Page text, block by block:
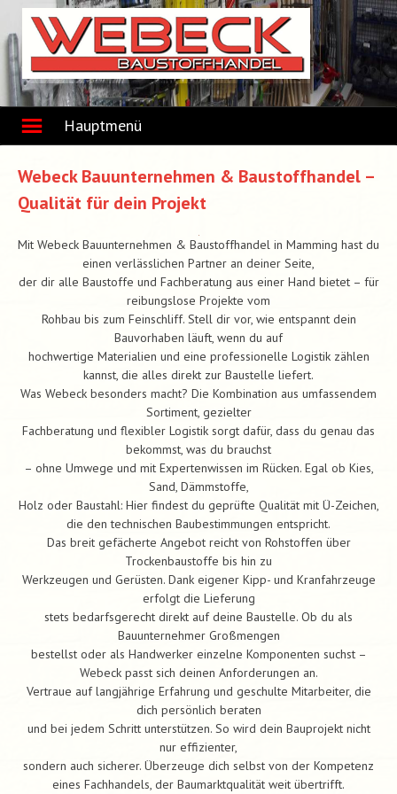
content
Hauptmenü
Webeck Bauunternehmen & Baustoffhandel –
Qualität für dein Projekt
Mit Webeck Bauunternehmen & Baustoffhandel in Mamming hast du
einen verlässlichen Partner an deiner Seite,
der dir alle Baustoffe und Fachberatung aus einer Hand bietet – für
reibungslose Projekte vom
Rohbau bis zum Feinschliff. Stell dir vor, wie entspannt dein
Bauvorhaben läuft, wenn du auf
hochwertige Materialien und eine professionelle Logistik zählen
kannst, die alles direkt zur Baustelle liefert.
Was Webeck besonders macht? Die Kombination aus umfassendem
Sortiment, gezielter
Fachberatung und flexibler Logistik sorgt dafür, dass du genau das
bekommst, was du brauchst
– ohne Umwege und mit Expertenwissen im Rücken. Egal ob Kies,
Sand, Dämmstoffe,
Holz oder Baustahl: Hier findest du geprüfte Qualität mit Ü-Zeichen,
die den technischen Baubestimmungen entspricht.
Das breit gefächerte Angebot reicht von Rohstoffen über
Trockenbaustoffe bis hin zu
Werkzeugen und Gerüsten. Dank eigener Kipp- und Kranfahrzeuge
erfolgt die Lieferung
stets bedarfsgerecht direkt auf deine Baustelle. Ob du als
Bauunternehmer Großmengen
bestellst oder als Handwerker einzelne Komponenten suchst –
Webeck passt sich deinen Anforderungen an.
Vertraue auf langjährige Erfahrung und geschulte Mitarbeiter, die
dich persönlich beraten
und bei jedem Schritt unterstützen. So wird dein Bauprojekt nicht
nur effizienter,
sondern auch sicherer. Überzeuge dich selbst von der Kompetenz
eines Fachhandels, der Baumarktqualität weit übertrifft.